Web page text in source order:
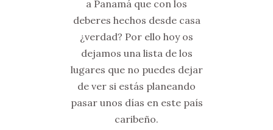
a Panamá que con los
deberes hechos desde casa
¿verdad? Por ello hoy os
dejamos una lista de los
lugares que no puedes dejar
de ver si estás planeando
pasar unos días en este país
caribeño.